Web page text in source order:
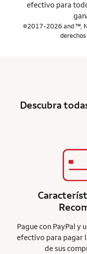
efectivo para
©2017-2026 and ™,
Descubra
Pague con PayPal y
efectivo para pagar
de sus